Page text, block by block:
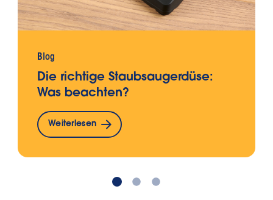
Blog
Die richtige Staubsaugerdüse:
Was beachten?
Weiterlesen